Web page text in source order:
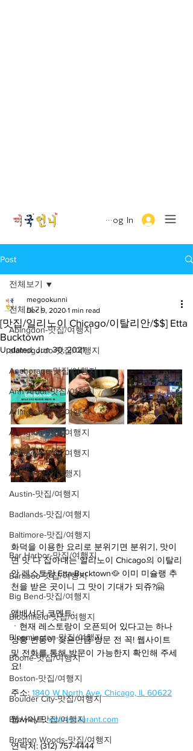
Log In
Post
전체보기
Abingdon-맛집/여행지
alamogordo-맛집/여행지
Anchorage-맛집/여행지
Ann Arbor-맛집/여행지
Arlington-맛집/여행지
Arlington-맛집/여행지
Asheville-맛집/여행지
Atlanta-맛집/여행지
Austin-맛집/여행지
Badlands-맛집/여행지
Baltimore-맛집/여행지
Bar Harbor-맛집/여행지
Baraboo-맛집/여행지
Big Bend-맛집/여행지
Bloomfield-맛집/여행지
Bloomington-맛집/여행지
Boone-맛집/여행지
Boston-맛집/여행지
Boulder City-맛집/여행지
Brawley-맛집/여행지
Bretton Woods-맛집/여행지
전체보기
[맛집/일리노이 Chicago/이탈리안/$$] Etta
Bucktown
megookunni
Dec 9, 2020 1 min read
Updated:Jun 30, 2021
화덕을 이용한 요리로 분위기면 분위기, 맛이
면 맛 다 잡아내는 일리노이 Chicago의 이탈리
안 레스토랑 Etta Bucktown🥘 이미 미슐랭 추
천을 받은 곳이니 그 맛이 기대가 되쥬?🤗
앰배서더 코멘트:
ㆍ현재 레스토랑이 오픈되어 있다고는 하나
상황 변동이 잦은만큼 방문 전 꼭! 웹사이트
및 전화를 통해 방문이 가능한지 확인해 주세
요!
주소: 1840 W North Ave, Chicago, IL 60622
웹사이트: ettarestaurant.com
연락처: (312) 757-4444